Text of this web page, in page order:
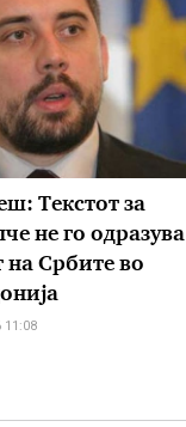
Текстот за
не го одразува
на Србите во
11:08